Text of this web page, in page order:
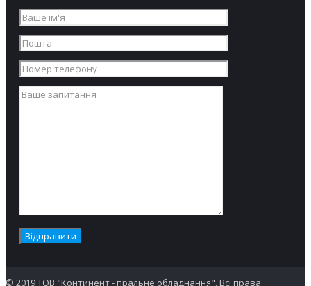
© 2019 ТОВ "Континент - пральне обладнання". Всі права